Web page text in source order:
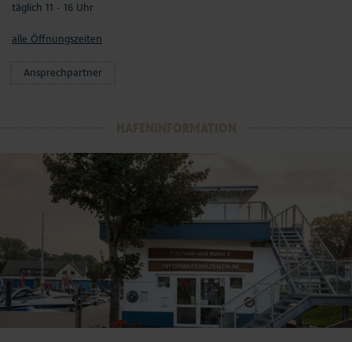
täglich 11 - 16 Uhr
alle Öffnungszeiten
Ansprechpartner